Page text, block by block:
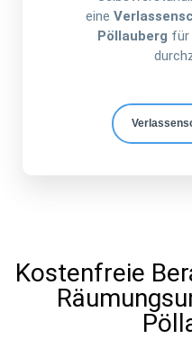
eine
Pöllauberg für
Kostenfreie